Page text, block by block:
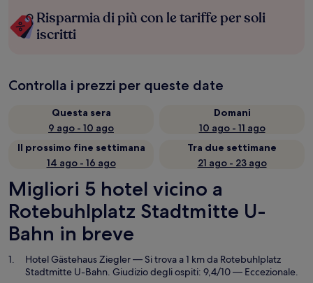
Risparmia di più con le tariffe per soli
iscritti
Controlla i prezzi per queste date
Questa sera
9 ago - 10 ago
Domani
10 ago - 11 ago
Il prossimo fine settimana
14 ago - 16 ago
Tra due settimane
21 ago - 23 ago
Migliori 5 hotel vicino a
Rotebuhlplatz Stadtmitte U-
Bahn in breve
Hotel Gästehaus Ziegler— Si trova a 1 km da Rotebuhlplatz
Stadtmitte U-Bahn. Giudizio degli ospiti: 9,4/10 — Eccezionale.